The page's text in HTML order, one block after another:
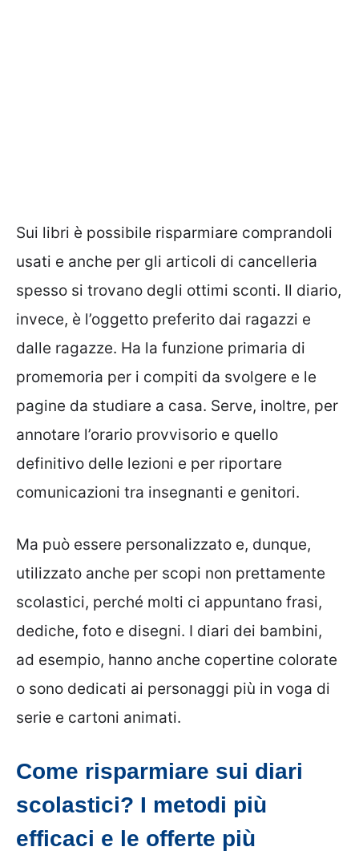
Sui libri è possibile risparmiare comprandoli
usati e anche per gli articoli di cancelleria
spesso si trovano degli ottimi sconti. Il diario,
invece, è l’oggetto preferito dai ragazzi e
dalle ragazze. Ha la funzione primaria di
promemoria per i compiti da svolgere e le
pagine da studiare a casa. Serve, inoltre, per
annotare l’orario provvisorio e quello
definitivo delle lezioni e per riportare
comunicazioni tra insegnanti e genitori.
Ma può essere personalizzato e, dunque,
utilizzato anche per scopi non prettamente
scolastici, perché molti ci appuntano frasi,
dediche, foto e disegni. I diari dei bambini,
ad esempio, hanno anche copertine colorate
o sono dedicati ai personaggi più in voga di
serie e cartoni animati.
Come risparmiare sui diari
scolastici? I metodi più
efficaci e le offerte più